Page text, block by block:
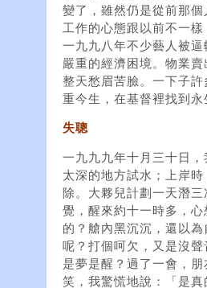
變了，雖然仍是從前那
工作的心態跟以前不一
一九九八年不少藝人被
嚴重的經濟困境。物業
整天愁眉苦臉。一下子
重今生，在基督裡找到永
失聰
一九九九年十月三十日
太深的地方試水；上岸
除。大夥兒計劃一天潛
覺，醒來約十一時多，
的？艙內黑沉沉，還以
呢？打個呵欠，又是沒
是夢是醒？過了一會，
笑，我驚慌地說：「是